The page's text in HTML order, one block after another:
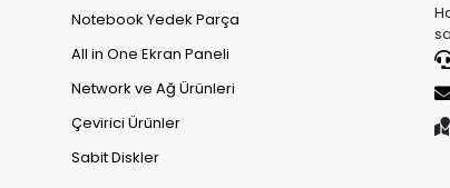
Notebook Yedek Parça
All in One Ekran Paneli
Network ve Ağ Ürünleri
Çevirici Ürünler
Sabit Diskler